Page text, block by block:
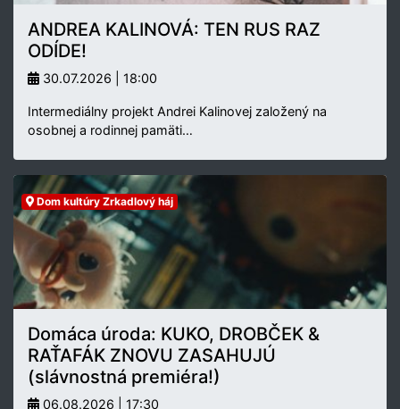
ANDREA KALINOVÁ: TEN RUS RAZ
ODÍDE!
30.07.2026 | 18:00
Intermediálny projekt Andrei Kalinovej založený na
osobnej a rodinnej pamäti…
Dom kultúry Zrkadlový háj
Domáca úroda: KUKO, DROBČEK &
RAŤAFÁK ZNOVU ZASAHUJÚ
(slávnostná premiéra!)
06.08.2026 | 17:30